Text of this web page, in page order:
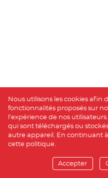
Nous utilisons les cookies afin
fonctionnalités proposés sur
l’expérience de nos
qui sont téléchargés ou
autre appareil. En continuant
cette politique.
Accepter